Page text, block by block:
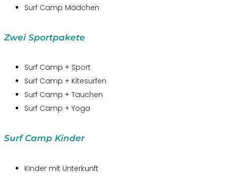
Surf Camp Mädchen
Zwei Sportpakete
Surf Camp + Sport
Surf Camp + Kitesurfen
Surf Camp + Tauchen
Surf Camp + Yoga
Surf Camp Kinder
Kinder mit Unterkunft